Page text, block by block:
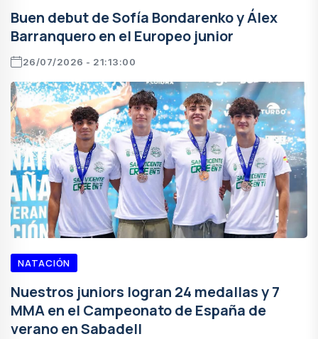
Buen debut de Sofía Bondarenko y Álex
Barranquero en el Europeo junior
26/07/2026 - 21:13:00
NATACIÓN
Nuestros juniors logran 24 medallas y 7
MMA en el Campeonato de España de
verano en Sabadell